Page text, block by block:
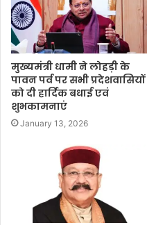
मुख्यमंत्री धामी ने लोहड़ी के
पावन पर्व पर सभी प्रदेशवासियों
को दी हार्दिक बधाई एवं
शुभकामनाएं
January 13, 2026